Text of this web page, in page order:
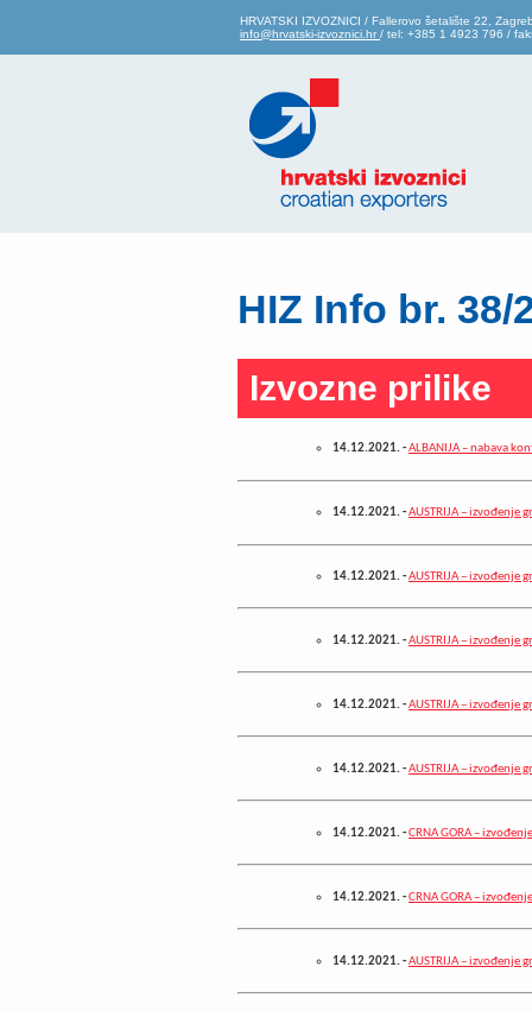
HRVATSKI IZVOZNICI / Fallerovo šetalište 22,
info@hrvatski-izvoznici.hr / tel: +385 1 4923 796 /
HIZ Info br. 38/
Izvozne prilike
14.12.2021.-ALBANIJA – nabava
14.12.2021.-AUSTRIJA – izvođenje
14.12.2021.-AUSTRIJA – izvođenje
14.12.2021.-AUSTRIJA – izvođenje
14.12.2021.-AUSTRIJA – izvođenje
14.12.2021.-AUSTRIJA – izvođenje
14.12.2021.-CRNA GORA –
14.12.2021.-CRNA GORA –
14.12.2021.-AUSTRIJA – izvođenje